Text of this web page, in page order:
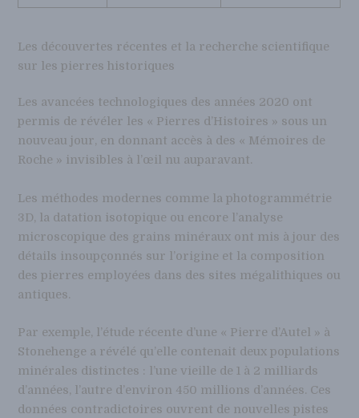
Les découvertes récentes et la recherche scientifique
sur les pierres historiques
Les avancées technologiques des années 2020 ont
permis de révéler les « Pierres d’Histoires » sous un
nouveau jour, en donnant accès à des « Mémoires de
Roche » invisibles à l’œil nu auparavant.
Les méthodes modernes comme la photogrammétrie
3D, la datation isotopique ou encore l’analyse
microscopique des grains minéraux ont mis à jour des
détails insoupçonnés sur l’origine et la composition
des pierres employées dans des sites mégalithiques ou
antiques.
Par exemple, l’étude récente d’une « Pierre d’Autel » à
Stonehenge a révélé qu’elle contenait deux populations
minérales distinctes : l’une vieille de 1 à 2 milliards
d’années, l’autre d’environ 450 millions d’années. Ces
données contradictoires ouvrent de nouvelles pistes